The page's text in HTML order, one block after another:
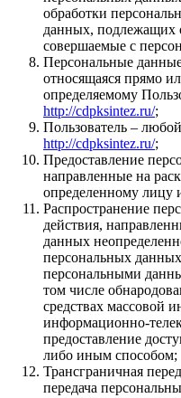
обработки
данных, подлежащих
совершаемые с
Персональные
относящаяся прямо
определяемому
http://cdpksintez.ru/;
Пользователь –
http://cdpksintez.ru/;
Предоставление
направленные на
определенному лицу
Распространение
действия,
данных
персональных
персональными
том числе
средствах массовой
информационно-
предоставление
либо иным способом;
Трансграничная
передача